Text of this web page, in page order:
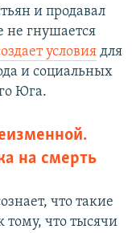
и продавал
не гнушается
условия для
и социальных
Юга.
на смерть
что такие
тому, что тысячи